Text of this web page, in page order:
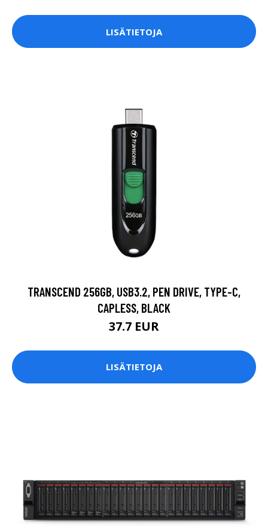
LISÄTIETOJA
TRANSCEND 256GB, USB3.2, PEN DRIVE, TYPE-C,
CAPLESS, BLACK
37.7 EUR
LISÄTIETOJA